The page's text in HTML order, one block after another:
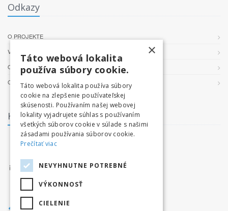
Odkazy
O PROJEKTE
VŠEOBECNÉ PODMIENKY
OCHRANA OSOBNÝCH ÚDAJOV
COOKIES
Kontakt
facebook.com/tatryvpohybe
info@tatryvpohybe.sk
×
Táto webová lokalita
používa súbory cookie.
Táto webová lokalita používa súbory
cookie na zlepšenie používateľskej
skúsenosti. Používaním našej webovej
lokality vyjadrujete súhlas s používaním
všetkých súborov cookie v súlade s našimi
zásadami používania súborov cookie.
Prečítať viac
NEVYHNUTNE POTREBNÉ
VÝKONNOSŤ
CIELENIE